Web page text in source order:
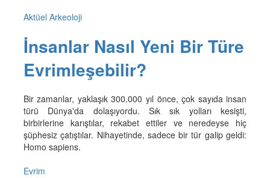
Aktüel Arkeoloji
İnsanlar Nasıl Yeni Bir Türe
Evrimleşebilir?
Bir zamanlar, yaklaşık 300.000 yıl önce, çok sayıda insan
türü Dünya'da dolaşıyordu. Sık sık yolları kesişti,
birbirlerine karıştılar, rekabet ettiler ve neredeyse hiç
şüphesiz çatıştılar. Nihayetinde, sadece bir tür galip geldi:
Homo sapiens.
Evrim